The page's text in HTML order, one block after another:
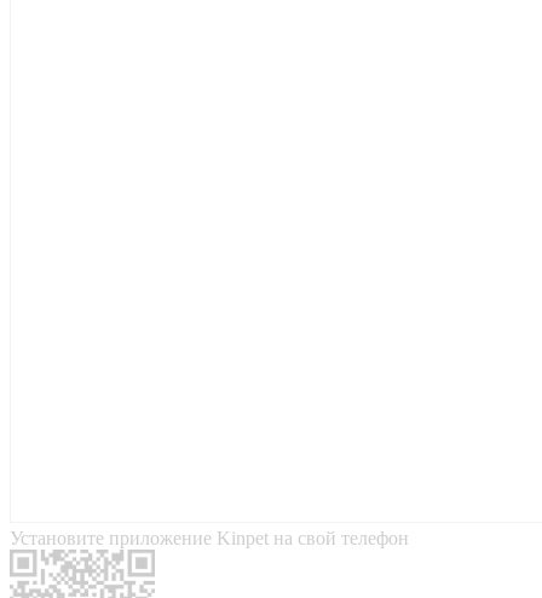
Установите приложение Kinpet на свой телефон